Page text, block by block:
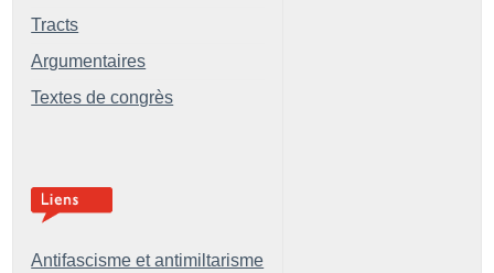
Tracts
Argumentaires
Textes de congrès
Antifascisme et antimiltarisme